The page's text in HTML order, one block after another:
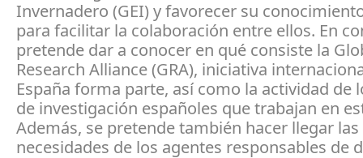
Invernadero (GEI) y favorecer su
para facilitar la colaboración entre ellos. En
pretende dar a conocer en qué consiste la
Research Alliance (GRA), iniciativa
España forma parte, así como la actividad de
de investigación españoles que trabajan en
Además, se pretende también hacer llegar las
necesidades de los agentes responsables de